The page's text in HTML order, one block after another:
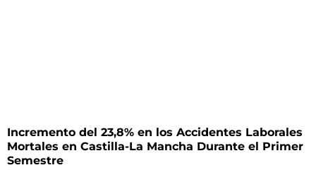
Incremento del 23,8% en los Accidentes Laborales
Mortales en Castilla-La Mancha Durante el Primer
Semestre